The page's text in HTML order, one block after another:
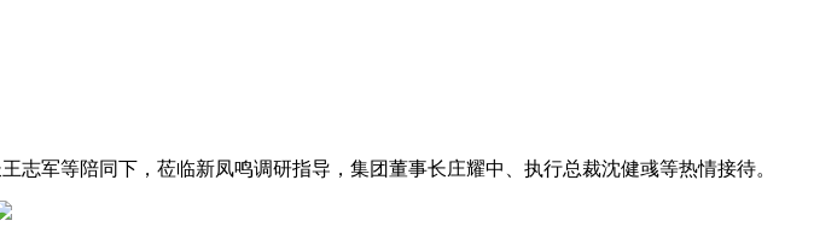
军等陪同下，莅临新凤鸣调研指导，集团董事长庄耀中、执行总裁沈健彧等热情接待。